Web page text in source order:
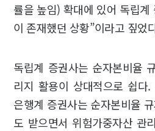
률을 높임) 확대에 있어 독립
이 존재했던 상황”이라고 짚었
독립계 증권사는 순자본비율
리지 활용이 상대적으로 쉽다
은행계 증권사는 순자본비율
도 받으면서 위험가중자산 관